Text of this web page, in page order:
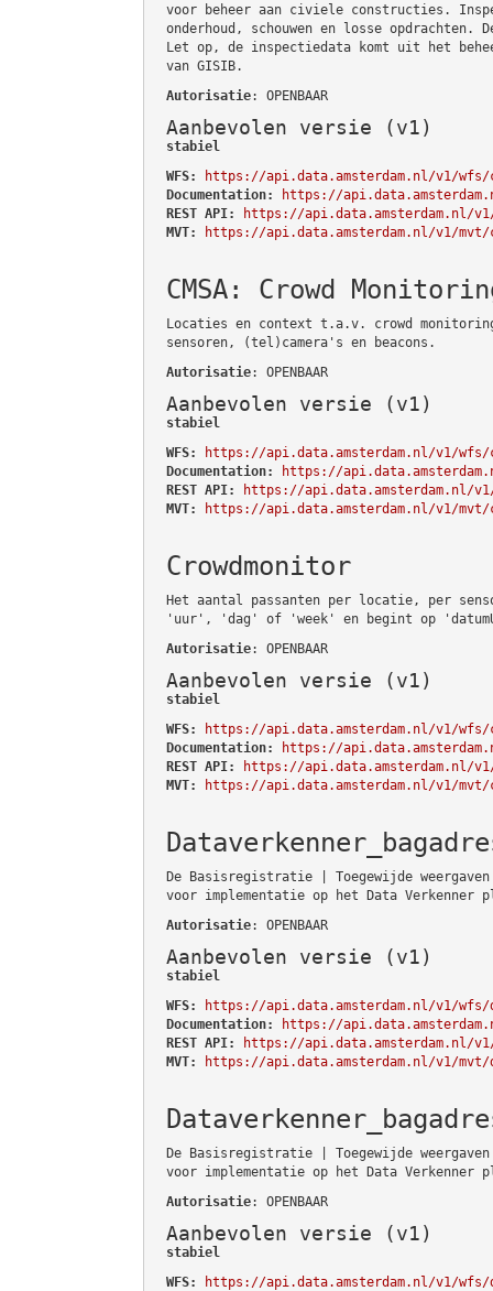
voor beheer aan civiele constructies.
onderhoud, schouwen en losse opdrachten.
Let op, de inspectiedata komt uit het
van GISIB.
Autorisatie: OPENBAAR
Aanbevolen versie (v1)
stabiel
WFS:
https://api.data.amsterdam.nl/v1/
Documentation:
https://
REST API:
https://api.data.amsterdam.nl/
MVT:
https://api.data.amsterdam.nl/v1/
CMSA: Crowd
Locaties en context t.a.v. crowd
sensoren, (tel)camera's en beacons.
Autorisatie: OPENBAAR
Aanbevolen versie (v1)
stabiel
WFS:
https://api.data.amsterdam.nl/v1/wfs/
Documentation:
https://
REST API:
https://api.data.amsterdam.nl/v1/
MVT:
https://api.data.amsterdam.nl/v1/mvt/
Crowdmonitor
Het aantal passanten per locatie, per
'uur', 'dag' of 'week' en begint op
Autorisatie: OPENBAAR
Aanbevolen versie (v1)
stabiel
WFS:
https://api.data.amsterdam.nl/v1/wfs/
Documentation:
https://
REST API:
https://api.data.amsterdam.nl/
MVT:
https://api.data.amsterdam.nl/v1/mvt/
De Basisregistratie | Toegewijde
voor implementatie op het Data Verkenner
Autorisatie: OPENBAAR
Aanbevolen versie (v1)
stabiel
WFS:
https://api.data.amsterdam.nl/v1/wfs/
Documentation:
https://
REST API:
https://api.data.amsterdam.nl/
MVT:
https://api.data.amsterdam.nl/v1/mvt/
De Basisregistratie | Toegewijde
voor implementatie op het Data Verkenner
Autorisatie: OPENBAAR
Aanbevolen versie (v1)
stabiel
WFS:
https://api.data.amsterdam.nl/v1/wfs/